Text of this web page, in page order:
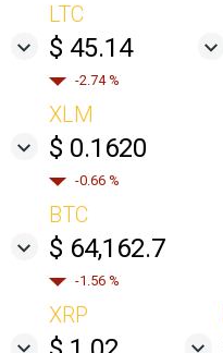
LTC
$ 45.14
-2.74 %
XLM
$ 0.1620
-0.66 %
BTC
$ 64,162.7
-1.56 %
XRP